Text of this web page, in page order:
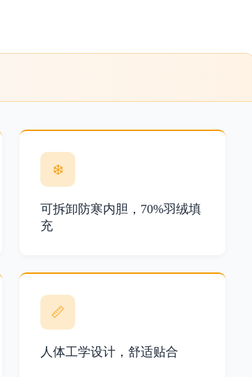
❄️
可拆卸防寒内胆，70%羽绒填
充
📏
人体工学设计，舒适贴合